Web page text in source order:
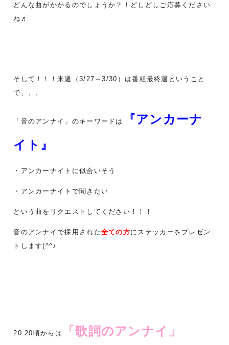
どんな曲がかかるのでしょうか？！ どしどしご応募ください
ね♬
そして！！！来週（3/27～3/30）は番組最終週ということ
で、、、
「音のアンナイ」のキーワードは
『アンカーナ
イト』
・アンカーナイトに似合いそう
・アンカーナイトで聞きたい
という曲をリクエストしてください！！！
音のアンナイで採用された全ての方にステッカーをプレゼン
トします(^^♪
20:20頃からは 「歌詞のアンナイ」